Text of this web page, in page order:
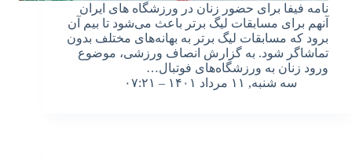
نامه فیفا برای حضور زنان در ورزشگاه های ایران
آنهم برای مسابقات لیگ برتر باعث می‌شود تا بیم آن
برود که مسابقات لیگ برتر به بهانه‌های مختلف بدون
تماشاگر شود. به گزارش انصاف ورزشی، موضوع
ورود زنان به ورزشگاه‌های فوتبال…
سه شنبه, ۱۱ مرداد ۱۴۰۱ – ۰۷:۲۱